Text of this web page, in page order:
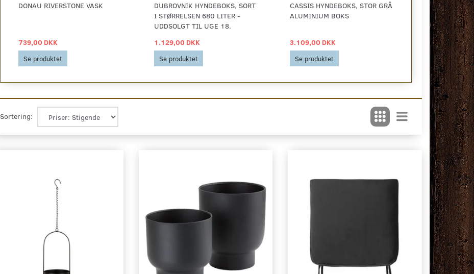
DONAU RIVERSTONE VASK
739,00 DKK
Se produktet
DUBROVNIK HYNDEBOKS, SORT
I STØRRELSEN 680 LITER -
UDDSOLGT TIL UGE 18.
1.129,00 DKK
Se produktet
CASSIS HYNDEBOKS, STOR GRÅ
ALUMINIUM BOKS
3.109,00 DKK
Se produktet
DUBROVNIK
I
809,00 DKK
Se produktet
Sortering: